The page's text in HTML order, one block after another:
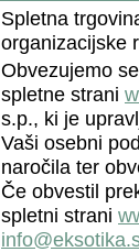
Spletna
organizacijske
Obvezujemo
spletne strani
s.p., ki je
Vaši osebni
naročila ter
Če obvestil
spletni strani